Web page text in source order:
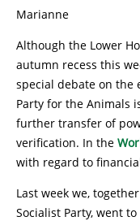
Marianne
Although the Lower
autumn recess this
special debate on the
Party for the Animals
further transfer of
verification. In the
with regard to
Last week we,
Socialist Party, went